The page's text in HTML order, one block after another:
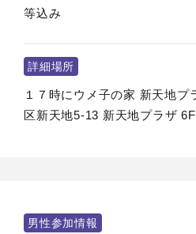
等込み
詳細場所
１７時にウメ子の家 新天地プ
区新天地5-13 新天地プラザ
男性参加情報